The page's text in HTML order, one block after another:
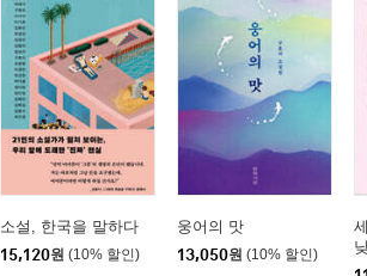
소설, 한국을 말하다
15,120원 (10% 할인)
웅어의 맛
13,050원 (10% 할인)